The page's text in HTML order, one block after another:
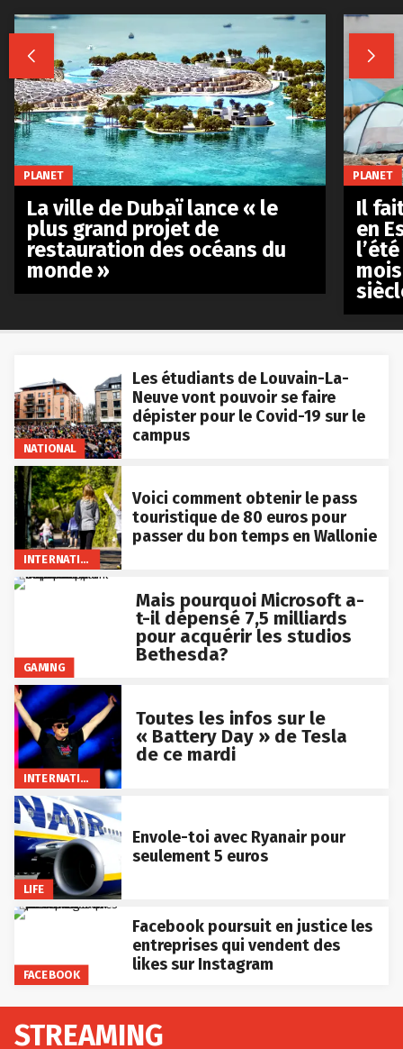
NATIONAL
Les étudiants de Louvain-La-
Neuve vont pouvoir se faire
dépister pour le Covid-19 sur le
campus
INTERNATIONAL
Voici comment obtenir le pass
touristique de 80 euros pour
passer du bon temps en Wallonie
GAMING
Mais pourquoi Microsoft a-
t-il dépensé 7,5 milliards
pour acquérir les studios
Bethesda?
INTERNATIONAL
Toutes les infos sur le
« Battery Day » de Tesla
de ce mardi
LIFE
Envole-toi avec Ryanair pour
seulement 5 euros
FACEBOOK
Facebook poursuit en justice les
entreprises qui vendent des
likes sur Instagram
 
PLANET
La ville de Dubaï lance « le
plus grand projet de
restauration des océans du
monde »
PLANET
Il
en
STREAMING